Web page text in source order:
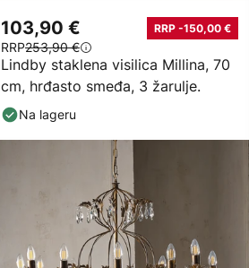
Lindby staklena visilica Millina, 70
cm, hrđasto smeđa, 3 žarulje.
103,90 € RRP -150,00 €
RRP253,90 €
Na lageru